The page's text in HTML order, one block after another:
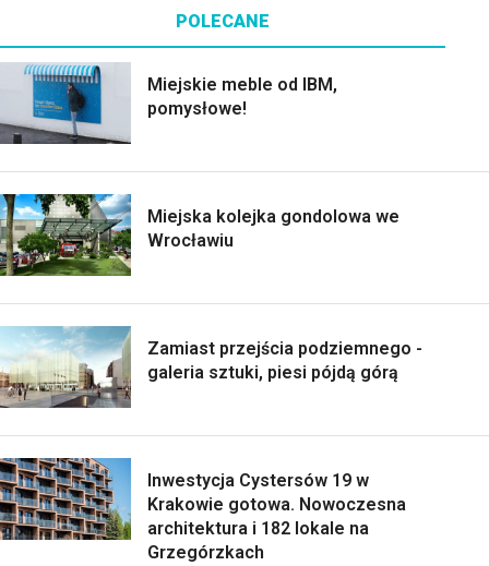
POLECANE
Miejskie meble od IBM,
pomysłowe!
Miejska kolejka gondolowa we
Wrocławiu
Zamiast przejścia podziemnego -
galeria sztuki, piesi pójdą górą
Inwestycja Cystersów 19 w
Krakowie gotowa. Nowoczesna
architektura i 182 lokale na
Grzegórzkach